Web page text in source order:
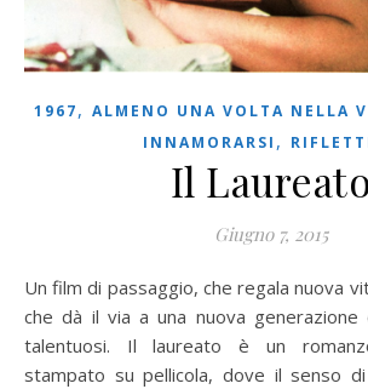
1967, ALMENO UNA VOLTA NELLA
INNAMORARSI ,
Il Laureato
Giugno 7, 2015
Un film di passaggio, che regala nuova vitalità a Hollywood,
che dà il via a una nuova
talentuosi. Il laureato è un
stampato su pellicola, dove il senso